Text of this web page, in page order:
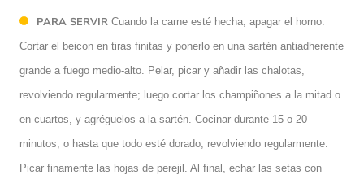
PARA SERVIR Cuando la carne esté hecha, apagar el horno.
Cortar el beicon en tiras finitas y ponerlo en una sartén antiadherente
grande a fuego medio-alto. Pelar, picar y añadir las chalotas,
revolviendo regularmente; luego cortar los champiñones a la mitad o
en cuartos, y agréguelos a la sartén. Cocinar durante 15 o 20
minutos, o hasta que todo esté dorado, revolviendo regularmente.
Picar finamente las hojas de perejil. Al final, echar las setas con